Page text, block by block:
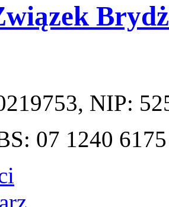
, NIP:
07 1240